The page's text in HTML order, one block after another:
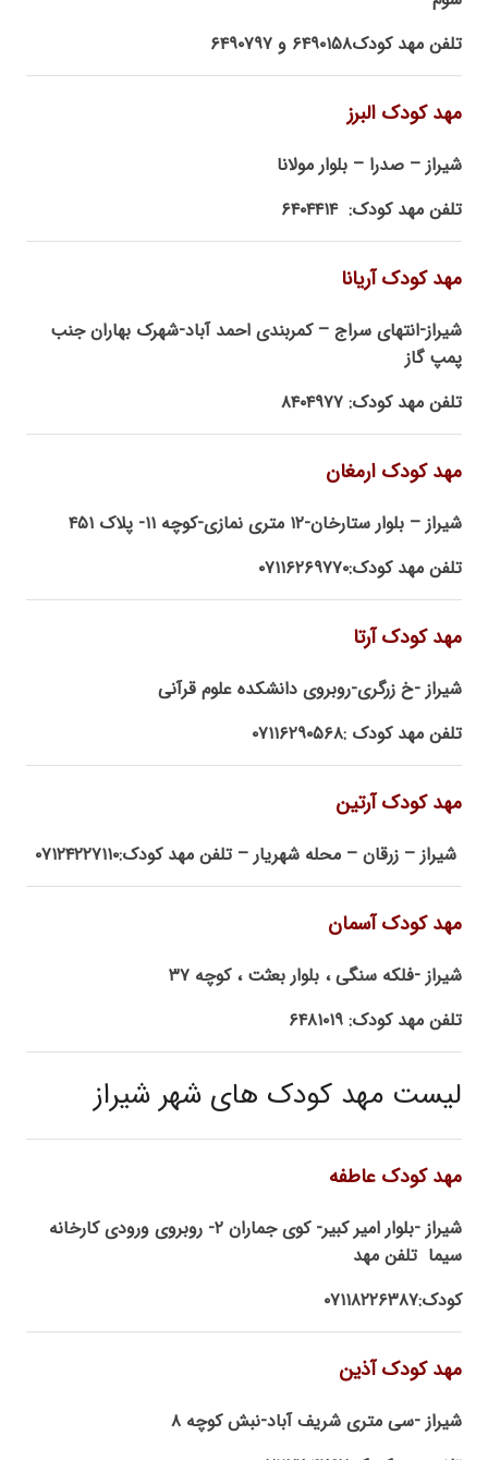
تلفن مهد کودک۶۴۹۰۱۵۸ و ۶۴۹۰۷۹۷
مهد کودک البرز
شیراز – صدرا – بلوار مولانا
تلفن مهد کودک: ۶۴۰۴۴۱۴
مهد کودک آریانا
شیراز-انتهای سراج – کمربندی احمد آباد-شهرک بهاران جنب
پمپ گاز
تلفن مهد کودک: ۸۴۰۴۹۷۷
مهد کودک ارمغان
شیراز – بلوار ستارخان-۱۲ متری نمازی-کوچه ۱۱- پلاک ۴۵۱
تلفن مهد کودک:۰۷۱۱۶۲۶۹۷۷۰
مهد کودک آرتا
شیراز -خ زرگری-روبروی دانشکده علوم قرآنی
تلفن مهد کودک :۰۷۱۱۶۲۹۰۵۶۸
مهد کودک آرتین
شیراز – زرقان – محله شهریار – تلفن مهد کودک:۰۷۱۲۴۲۲۷۱۱۰
مهد کودک آسمان
شیراز -فلکه سنگی ، بلوار بعثت ، کوچه ۳۷
تلفن مهد کودک: ۶۴۸۱۰۱۹
لیست مهد کودک های شهر شیراز
مهد کودک عاطفه
شیراز -بلوار امیر کبیر- کوی جماران ۲- روبروی ورودی کارخانه
سیما تلفن مهد
کودک:۰۷۱۱۸۲۲۶۳۸۷
مهد کودک آذین
شیراز -سی متری شریف آباد-نبش کوچه ۸